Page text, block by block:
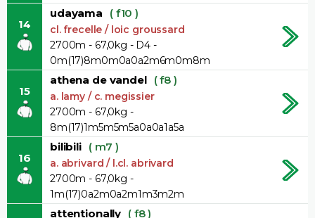
14
udayama ( f10 )
cl. frecelle / loic groussard
2700m - 67,0kg - D4 -
0m(17)8m0m0a0a2m6m0m8m
15
athena de vandel ( f8 )
a. lamy / c. megissier
2700m - 67,0kg -
8m(17)1m5m5m5a0a0a1a5a
16
bilibili ( m7 )
a. abrivard / l.cl. abrivard
2700m - 67,0kg -
1m(17)0a2m0a2m1m3m2m
attentionally ( f8 )